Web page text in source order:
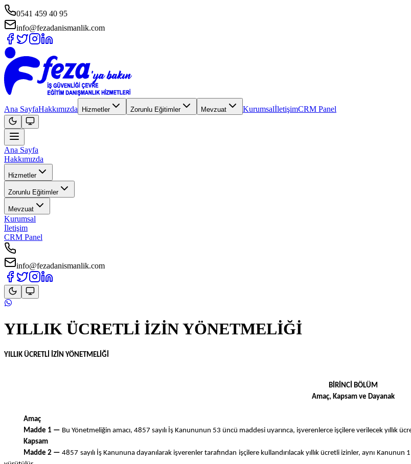
0541 459 40 95
info@fezadanismanlik.com
Ana SayfaHakkımızda Hizmetler Zorunlu Eğitimler Mevzuat KurumsalİletişimCRM Panel
Ana Sayfa
Hakkımızda
Hizmetler
Zorunlu Eğitimler
Mevzuat
Kurumsal
İletişim
CRM Panel
info@fezadanismanlik.com
YILLIK ÜCRETLİ İZİN YÖNETMELİĞİ
YILLIK ÜCRETLİ İZİN YÖNETMELİĞİ
BİRİNCİ BÖLÜM
Amaç, Kapsam ve Dayanak
Amaç
Madde 1 — Bu Yönetmeliğin amacı, 4857 sayılı İş Kanununun 53 üncü maddesi uyarınca, işverenlerce işçilere verilecek yıllık
Kapsam
Madde 2 — 4857 sayılı İş Kanununa dayanılarak işverenler tarafından işçilere kullandırılacak yıllık ücretli izinler, aynı